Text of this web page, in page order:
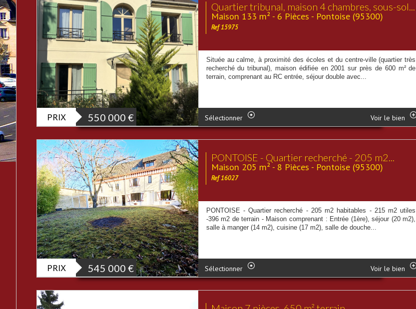
PRIX 550 000 €
Quartier tribunal, maison 4 chambres, sous-sol...
Maison 133 m² - 6 Pièces - Pontoise (95300)
Ref 15975
Située au calme, à proximité des écoles et du centre-ville (quartier très
recherché du tribunal), maison édifiée en 2001 sur près de 600 m² de
terrain, comprenant au RC entrée, séjour double avec...
Sélectionner Voir le bien
PRIX 545 000 €
PONTOISE - Quartier recherché - 205 m2...
Maison 205 m² - 8 Pièces - Pontoise (95300)
Ref 16027
PONTOISE - Quartier recherché - 205 m2 habitables - 215 m2 utiles
-396 m2 de terrain - Maison comprenant : Entrée (1ère), séjour (20 m2),
salle à manger (14 m2), cuisine (17 m2), salle de douche...
Sélectionner Voir le bien